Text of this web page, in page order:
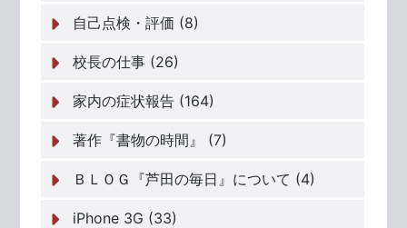
自己点検・評価 (8)
校長の仕事 (26)
家内の症状報告 (164)
著作『書物の時間』 (7)
ＢＬＯＧ『芦田の毎日』について (4)
iPhone 3G (33)